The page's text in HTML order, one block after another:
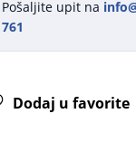
Pošaljite upit na
761
Dodaj u favorite